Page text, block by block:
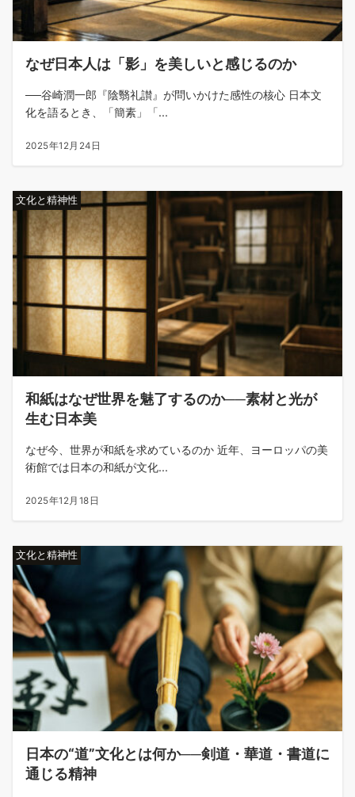
なぜ日本人は「影」を美しいと感じるのか
──谷崎潤一郎『陰翳礼讃』が問いかけた感性の核心 日本文
化を語るとき、「簡素」「...
2025年12月24日
文化と精神性
和紙はなぜ世界を魅了するのか──素材と光が
生む日本美
なぜ今、世界が和紙を求めているのか 近年、ヨーロッパの美
術館では日本の和紙が文化...
2025年12月18日
文化と精神性
日本の“道”文化とは何か──剣道・華道・書道に
通じる精神